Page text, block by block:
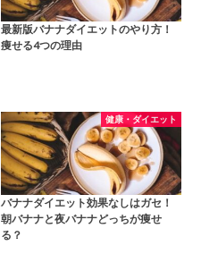
最新版バナナダイエットのやり方！
痩せる4つの理由
健康・ダイエット
バナナダイエット効果なしはガセ！
朝バナナと夜バナナどっちが痩せ
る？